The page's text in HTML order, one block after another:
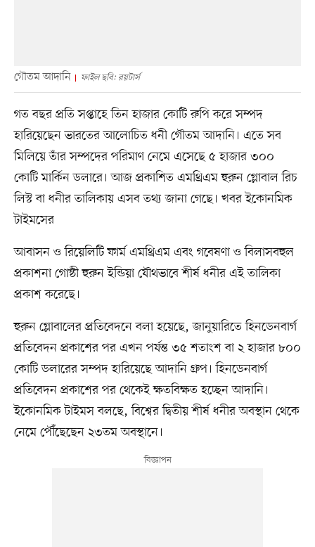
গৌতম আদানি ফাইল ছবি: রয়টার্স
গত বছর প্রতি সপ্তাহে তিন হাজার কোটি রুপি করে সম্পদ
হারিয়েছেন ভারতের আলোচিত ধনী গৌতম আদানি। এতে সব
মিলিয়ে তাঁর সম্পদের পরিমাণ নেমে এসেছে ৫ হাজার ৩০০
কোটি মার্কিন ডলারে। আজ প্রকাশিত এমথ্রিএম হুরুন গ্লোবাল রিচ
লিস্ট বা ধনীর তালিকায় এসব তথ্য জানা গেছে। খবর ইকোনমিক
টাইমসের
আবাসন ও রিয়েলিটি ফার্ম এমথ্রিএম এবং গবেষণা ও বিলাসবহুল
প্রকাশনা গোষ্ঠী হুরুন ইন্ডিয়া যৌথভাবে শীর্ষ ধনীর এই তালিকা
প্রকাশ করেছে।
হুরুন গ্লোবালের প্রতিবেদনে বলা হয়েছে, জানুয়ারিতে হিনডেনবার্গ
প্রতিবেদন প্রকাশের পর এখন পর্যন্ত ৩৫ শতাংশ বা ২ হাজার ৮০০
কোটি ডলারের সম্পদ হারিয়েছে আদানি গ্রুপ। হিনডেনবার্গ
প্রতিবেদন প্রকাশের পর থেকেই ক্ষতবিক্ষত হচ্ছেন আদানি।
ইকোনমিক টাইমস বলছে, বিশ্বের দ্বিতীয় শীর্ষ ধনীর অবস্থান থেকে
নেমে পৌঁছেছেন ২৩তম অবস্থানে।